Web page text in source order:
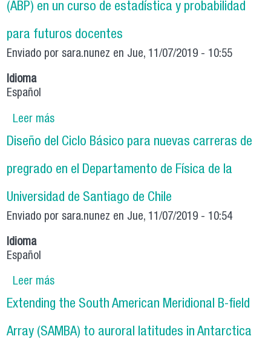
(ABP) en un curso de estadística y probabilidad
para futuros docentes
Enviado porsara.nunez en Jue, 11/07/2019 - 10:55
Idioma
Español
Leer mássobre Aula invertida y aprendizaje basado en
proyectos (ABP) en un curso de estadística y
probabilidad para futuros docentes
Diseño del Ciclo Básico para nuevas carreras de
pregrado en el Departamento de Física de la
Universidad de Santiago de Chile
Enviado porsara.nunez en Jue, 11/07/2019 - 10:54
Idioma
Español
Leer mássobre Diseño del Ciclo Básico para nuevas
carreras de pregrado en el Departamento de
Física de la Universidad de Santiago de Chile
Extending the South American Meridional B-field
Array (SAMBA) to auroral latitudes in Antarctica